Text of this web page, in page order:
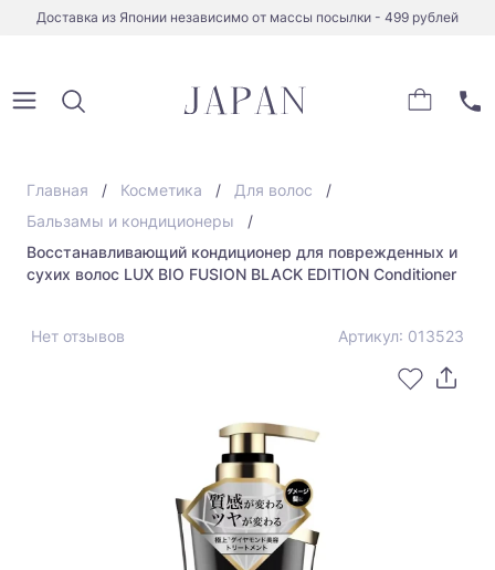
Доставка из Японии независимо от массы посылки - 499 рублей
Главная Косметика
Для волос
Бальзамы и кондиционеры
Восстанавливающий кондиционер для поврежденных и
сухих волос LUX BIO FUSION BLACK EDITION Conditioner
Нет отзывов Артикул: 013523